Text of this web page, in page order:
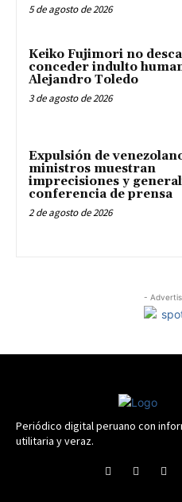
5 de agosto de 2026
Keiko Fujimori no
conceder indulto
Alejandro Toledo
3 de agosto de 2026
Expulsión de
ministros muestran
imprecisiones y
conferencia de prensa
2 de agosto de 2026
-
Periódico digital peruano con
utilitaria y veraz.